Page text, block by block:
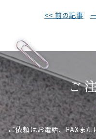
<< 前の記事
ご
ご依頼はお電話、FAXま